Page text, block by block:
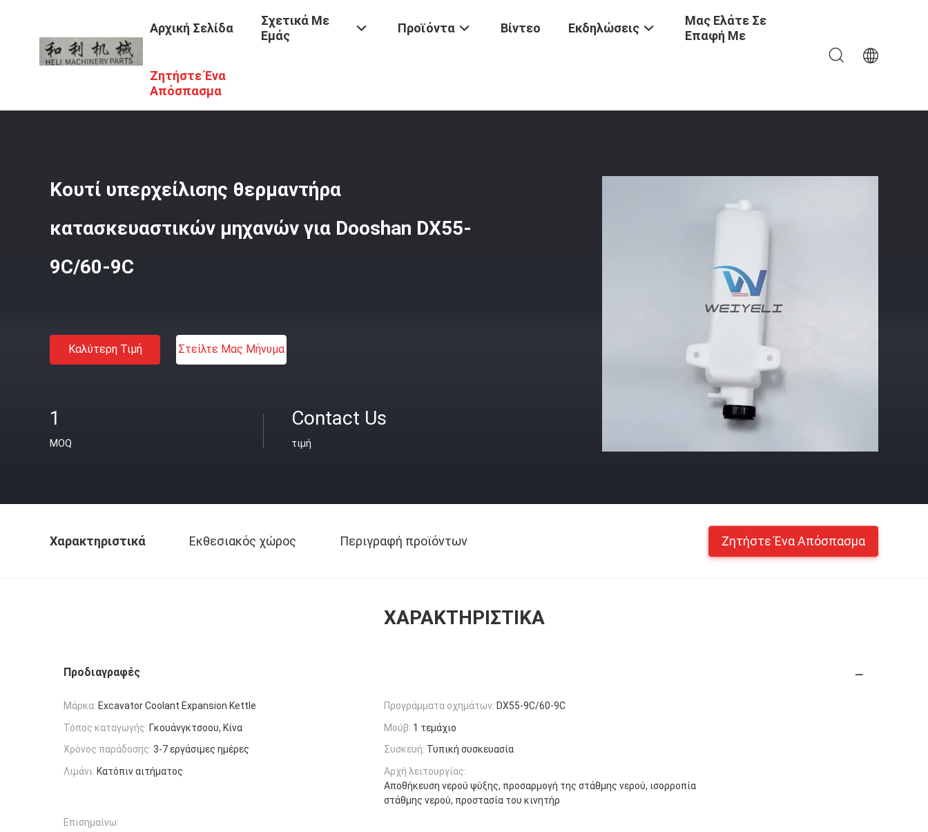
Αρχική Σελίδα
Σχετικά Με
Εμάς
Προϊόντα Βίντεο Εκδηλώσεις
Μας Ελάτε Σε
Επαφή Με
Ζητήστε Ένα
Απόσπασμα
Προϊόντα / Δεξαμενή Διαστολής Ψυκτικού Υλικού Για Μηχανήματα Κατασκευής
Κουτί υπερχείλισης θερμαντήρα
κατασκευαστικών μηχανών για Dooshan DX55-
9C/60-9C
Καλύτερη Τιμή Στείλτε Μας Μήνυμα
1
MOQ
Contact Us
τιμή
Χαρακτηριστικά Εκθεσιακός χώρος Περιγραφή προϊόντων Ζητήστε Ένα Απόσπασμα
ΧΑΡΑΚΤΗΡΙΣΤΙΚΆ
Προδιαγραφές
Μάρκα: Excavator Coolant Expansion Kettle Προγράμματα οχημάτων: DX55-9C/60-9C
Τόπος καταγωγής: Γκουάνγκτσοου, Κίνα Μούβ: 1 τεμάχιο
Χρόνος παράδοσης: 3-7 εργάσιμες ημέρες Συσκευή: Τυπική συσκευασία
Λιμάνι: Κατόπιν αιτήματος
Αρχή λειτουργίας:
Αποθήκευση νερού ψύξης, προσαρμογή της στάθμης νερού, ισορροπία
στάθμης νερού, προστασία του κινητήρ
Επισημαίνω: